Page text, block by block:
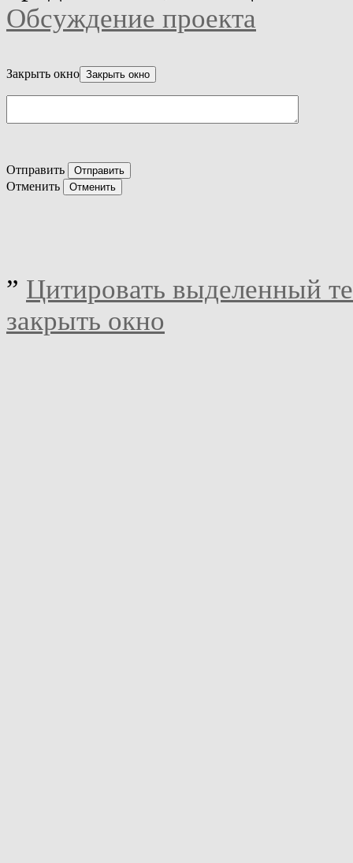
Обсуждение проекта
Закрыть окно
Отправить
Отменить
” Цитировать выделенный
закрыть окно